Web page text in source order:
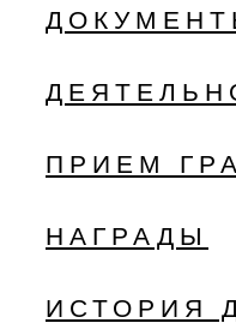
ПРИЕМ
НАГРАДЫ
ИСТОРИЯ